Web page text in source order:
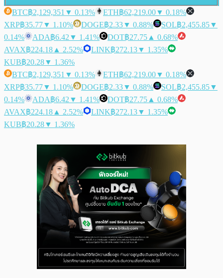
BTC฿2,129,351 ▼ 0.13% ETH฿62,219.00▼ 0.18%
XRP฿35.77▼ 1.10% DOGE฿2.33▼ 0.88% SOL฿2,455.85▼
0.14%
ADA฿6.42 ▼ 1.41% DOT฿27.75 ▲ 0.68%
AVAX฿224.18 ▲ 2.52% LINK฿272.13▼ 1.35%
KUB฿20.28▼ 1.36%
BTC฿2,129,351 ▼ 0.13% ETH฿62,219.00▼ 0.18%
XRP฿35.77▼ 1.10% DOGE฿2.33▼ 0.88% SOL฿2,455.85▼
0.14%
ADA฿6.42 ▼ 1.41% DOT฿27.75 ▲ 0.68%
AVAX฿224.18 ▲ 2.52% LINK฿272.13▼ 1.35%
KUB฿20.28▼ 1.36%